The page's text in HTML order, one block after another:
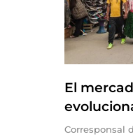
El
Corresponsal